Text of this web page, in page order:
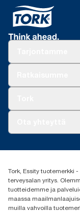
(+358) 9 5068
Oy Essity
Revontulenkuja
02100 Espoo
Tork, Essity tuotemerkki
terveysalan yritys.
tuotteidemme ja
maassa
muilla vahvoilla